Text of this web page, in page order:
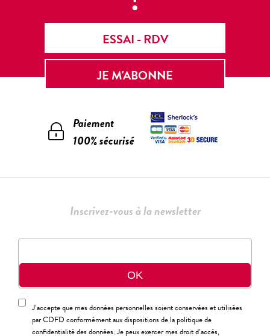
ESSAI - RDV
JE M'ABONNE
Paiement
100% sécurisé
Inscrivez-vous à la newsletter
J’accepte que mes données personnelles soient conservées et utilisées
par CDFD conformément aux dispositions de la politique de
confidentialité des données. Je peux exercer mes droit d’accès,